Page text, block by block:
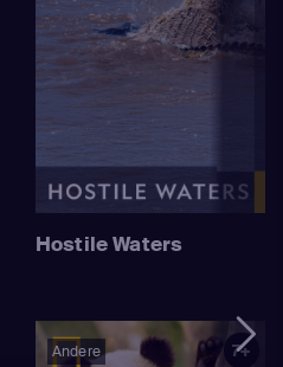
Hostile Waters
Andere 7+